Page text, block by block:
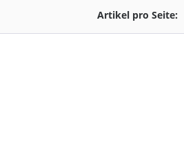
Artikel pro Seite: